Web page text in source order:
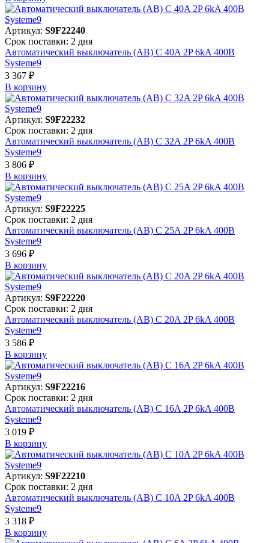
Артикул: S9F22240
Срок поставки: 2 дня
Автоматический выключатель (АВ) C 40A 2P 6kA 400В
Systeme9
3 367 ₽
В корзинy
Артикул: S9F22232
Срок поставки: 2 дня
Автоматический выключатель (АВ) C 32A 2P 6kA 400В
Systeme9
3 806 ₽
В корзинy
Артикул: S9F22225
Срок поставки: 2 дня
Автоматический выключатель (АВ) C 25A 2P 6kA 400В
Systeme9
3 696 ₽
В корзинy
Артикул: S9F22220
Срок поставки: 2 дня
Автоматический выключатель (АВ) C 20A 2P 6kA 400В
Systeme9
3 586 ₽
В корзинy
Артикул: S9F22216
Срок поставки: 2 дня
Автоматический выключатель (АВ) C 16A 2P 6kA 400В
Systeme9
3 019 ₽
В корзинy
Артикул: S9F22210
Срок поставки: 2 дня
Автоматический выключатель (АВ) C 10A 2P 6kA 400В
Systeme9
3 318 ₽
В корзинy